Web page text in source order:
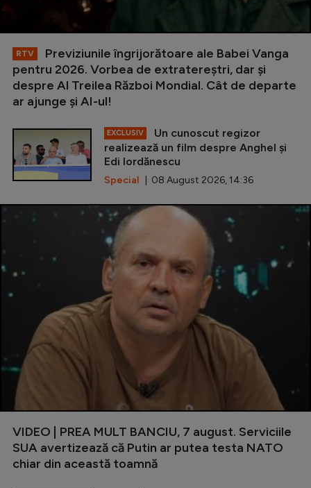
RTV
Previziunile îngrijorătoare ale Babei Vanga
pentru 2026. Vorbea de extratereștri, dar și
despre Al Treilea Război Mondial. Cât de departe
ar ajunge și AI-ul!
EXCLUSIV
Un cunoscut regizor
realizează un film despre Anghel și
Edi Iordănescu
Special | 08 August 2026, 14:36
VIDEO | PREA MULT BANCIU, 7 august. Serviciile
SUA avertizează că Putin ar putea testa NATO
chiar din această toamnă